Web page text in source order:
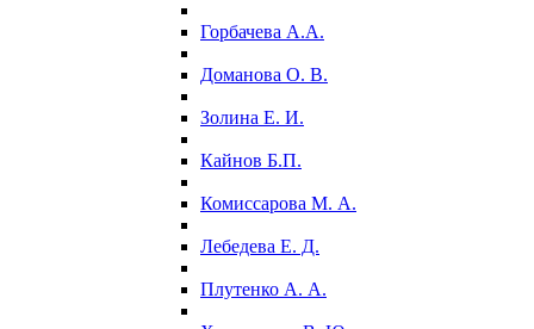
Горбачева А.А.
Доманова О. В.
Золина Е. И.
Кайнов Б.П.
Комиссарова М. А.
Лебедева Е. Д.
Плутенко А. А.